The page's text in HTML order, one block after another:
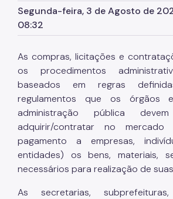
Licitações
SP Mais Fácil
Cata-Bagulho
Termo de Cooperação
Programa de Metas
Segunda-feira, 3 de Agosto de
08:32
As compras, licitações e
os procedimentos
baseados em regras
regulamentos que os órgãos
administração pública
adquirir/contratar no
pagamento a empresas,
entidades) os bens, materiais,
necessários para realização de
As secretarias,